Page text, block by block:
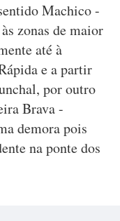
Machico -
zonas de maior
até à
e a partir
por outro
Brava -
demora pois
na ponte dos